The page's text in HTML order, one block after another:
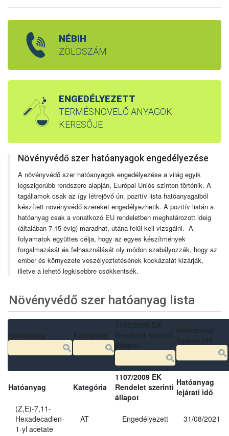
NÉBIH
ZÖLDSZÁM
ENGEDÉLYEZETT
TERMÉSNÖVELŐ ANYAGOK
KERESŐJE
Növényvédő szer hatóanyagok engedélyezése
A növényvédő szer hatóanyagok engedélyezése a világ egyik
legszigorúbb rendszere alapján, Európai Uniós szinten történik. A
tagállamok csak az így létrejövő ún. pozitív lista hatóanyagaiból
készített növényvédő szereket engedélyezhetik. A pozitív listán a
hatóanyag csak a vonatkozó EU rendeletben meghatározott ideig
(általában 7-15 évig) maradhat, utána felül kell vizsgálni. A
folyamatok együttes célja, hogy az egyes készítmények
forgalmazását és felhasználását oly módon szabályozzák, hogy az
ember és környezete veszélyeztetésének kockázatát kizárják,
illetve a lehető legkisebbre csökkentsék.
Növényvédő szer hatóanyag lista
Hatóanyag Kategória
1107/2009 EK
Rendelet szerinti
állapot
Hatóanyag
lejárati idő
(Z,E)-7,11-
Hexadecadien-
1-yl acetate
AT Engedélyezett 31/08/2021